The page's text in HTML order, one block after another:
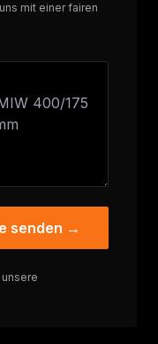
mit einer fairen
senden →